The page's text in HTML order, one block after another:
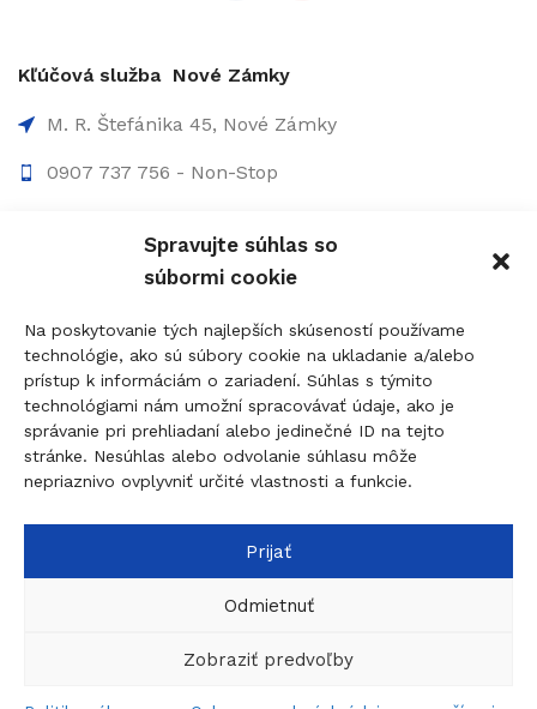
Spravujte súhlas so
súbormi cookie
Na poskytovanie tých najlepších skúseností používame
technológie, ako sú súbory cookie na ukladanie a/alebo
prístup k informáciám o zariadení. Súhlas s týmito
technológiami nám umožní spracovávať údaje, ako je
správanie pri prehliadaní alebo jedinečné ID na tejto
stránke. Nesúhlas alebo odvolanie súhlasu môže
nepriaznivo ovplyvniť určité vlastnosti a funkcie.
Prijať
Odmietnuť
Zobraziť predvoľby
Kľúčová služba Nové Zámky
M. R. Štefánika 45, Nové Zámky
0907 737 756 - Non-Stop
info@figolock.sk
Kľúčová služba Komárno
Palatínova 20, 945 01 Komárno
0907 737 756 - Non Stop
0911 015 055 - 9:00-17:00
komarno@figolock.sk
© 2026figolock.skcreated bydobrýBRAND
Táto stránka je chránená systémom reCAPTCHA a
Pravidlá ochrany osobných údajov